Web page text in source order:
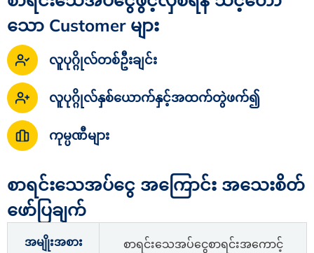
သော Customer များ
လူပုဂ္ဂိုလ်တစ်ဦးချင်း
လူပုဂ္ဂိုလ်နှစ်ယောက်နှင့်အထက်တွဲဖက်၍
ကုမ္ပဏီများ
စာရင်းသေအပ်ငွေ အကြောင်း အသေးစိတ်
ဖော်ပြချက်
အမျိုးအစား စာရင်းသေအပ်ငွေစာရင်းအကောင့်